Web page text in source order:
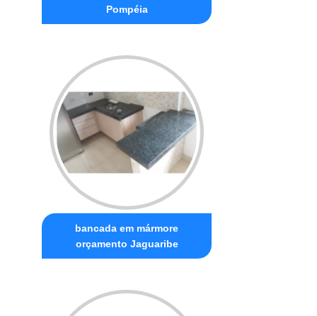
Pompéia
bancada em mármore
orçamento Jaguaribe